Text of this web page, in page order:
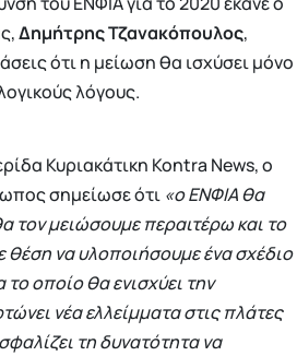
Δημήτρης Τζανακόπουλος,
ότι η μείωση θα ισχύσει μόνο
λόγους.
Κυριακάτικη Kontra News, ο
σημείωσε ότι «ο ΕΝΦΙΑ θα
τον μειώσουμε περαιτέρω και το
θέση να υλοποιήσουμε ένα σχέδιο
το οποίο θα ενισχύει την
νέα ελλείμματα στις πλάτες
τη δυνατότητα να